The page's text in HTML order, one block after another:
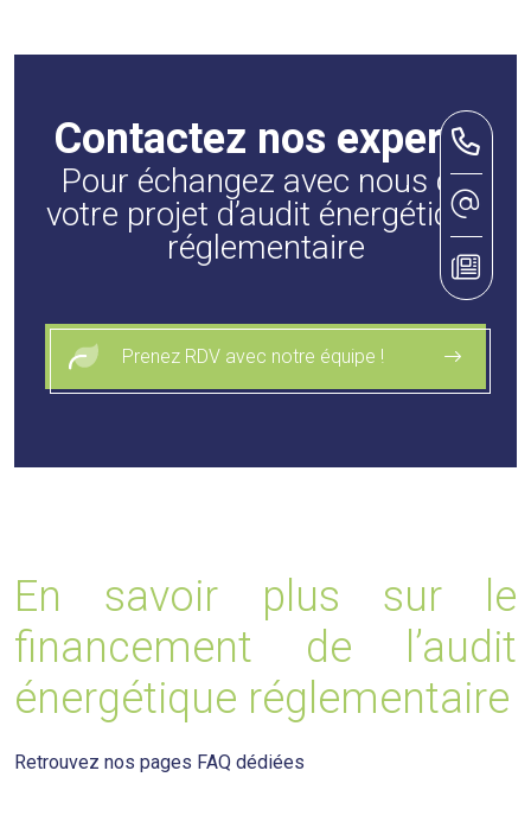
Contactez nos experts
Pour échangez avec nous de
votre projet d’audit énergétique
réglementaire
Prenez RDV avec notre équipe !
En savoir plus sur le
financement de l’audit
énergétique réglementaire
Retrouvez nos pages FAQ dédiées